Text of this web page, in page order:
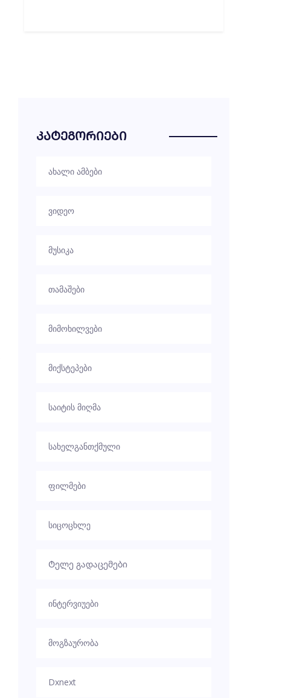
ᲙᲐᲢᲔᲒᲝᲠᲘᲔᲑᲘ
ახალი ამბები
ვიდეო
მუსიკა
თამაშები
მიმოხილვები
მიქსტეპები
საიტის მიღმა
სახელგანთქმული
ფილმები
სიცოცხლე
Ტელე გადაცემები
ინტერვიუები
მოგზაურობა
Dxnext